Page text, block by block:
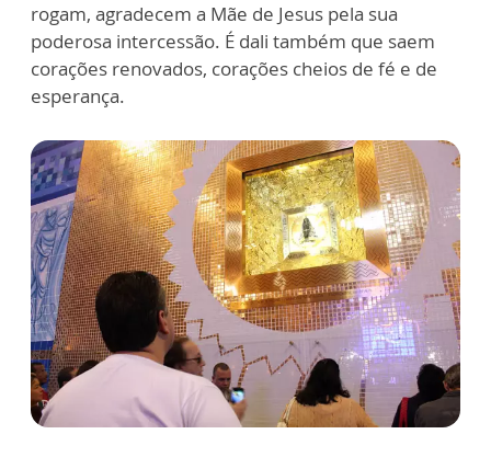
rogam, agradecem a Mãe de Jesus pela sua
poderosa intercessão. É dali também que saem
corações renovados, corações cheios de fé e de
esperança.